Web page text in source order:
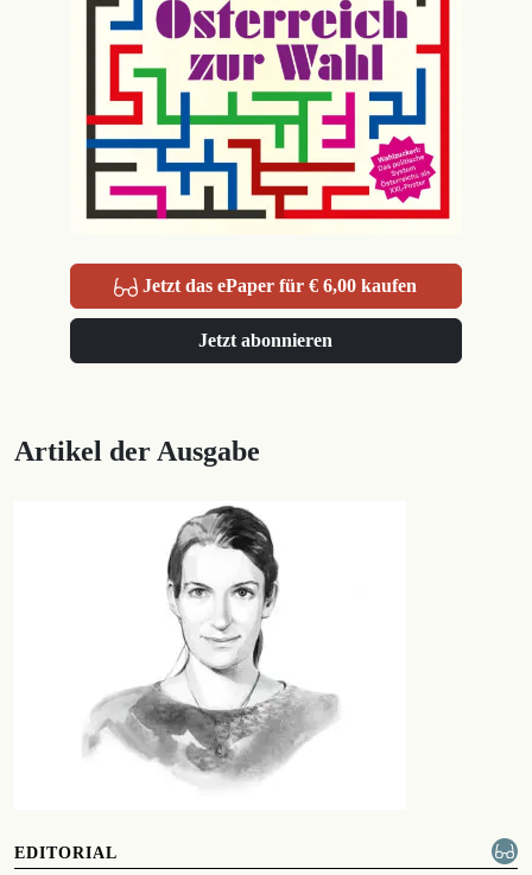
Artikel der Ausgabe
EDITORIAL
Jetzt das ePaper für € 6,00 kaufen
Jetzt abonnieren